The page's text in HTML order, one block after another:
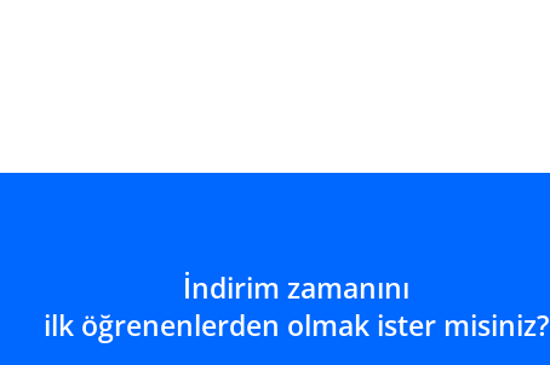
İndirim zamanını
ilk öğrenenlerden olmak ister misiniz?